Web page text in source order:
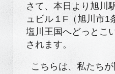
さて、本日より旭川
ュビル１F（旭川市1
塩川王国へどっとこ
されます。
こちらは、私たち